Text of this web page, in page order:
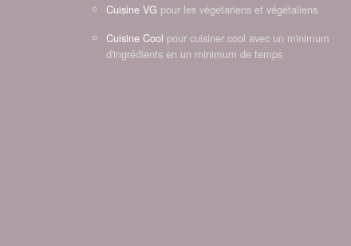
Cuisine VG pour les végétariens et végétaliens
Cuisine Cool pour cuisiner cool avec un minimum
d'ingrédients en un minimum de temps